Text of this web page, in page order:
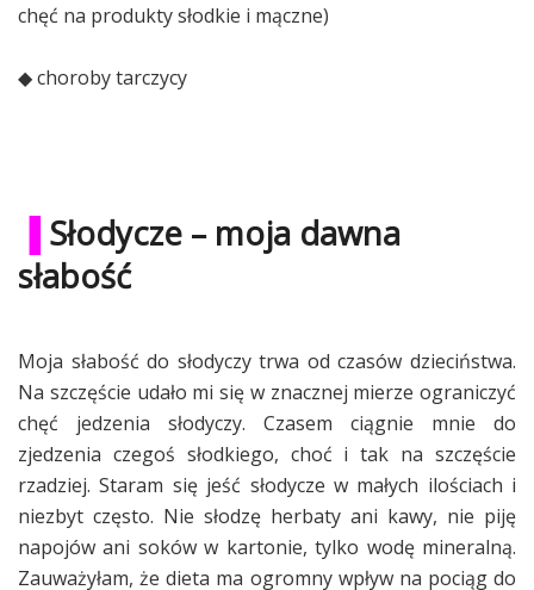
chęć na produkty słodkie i mączne)
◆ choroby tarczycy
Słodycze – moja dawna
słabość
Moja słabość do słodyczy trwa od czasów dzieciństwa.
Na szczęście udało mi się w znacznej mierze ograniczyć
chęć jedzenia słodyczy. Czasem ciągnie mnie do
zjedzenia czegoś słodkiego, choć i tak na szczęście
rzadziej. Staram się jeść słodycze w małych ilościach i
niezbyt często. Nie słodzę herbaty ani kawy, nie piję
napojów ani soków w kartonie, tylko wodę mineralną.
Zauważyłam, że dieta ma ogromny wpływ na pociąg do